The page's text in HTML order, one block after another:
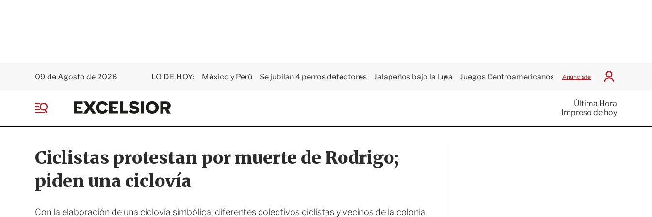
09 de Agosto de 2026 LO DE HOY: México y Perú Se jubilan 4 perros detectores Jalapeños bajo la lupa Juegos Centroamericanos Anúnciate
I
c
i
a
E
x
e
o
e
Última Hora
Impreso de hoy
Ciclistas protestan por muerte de Rodrigo;
piden una ciclovía
Con la elaboración de una ciclovía simbólica, diferentes colectivos ciclistas y vecinos de la colonia